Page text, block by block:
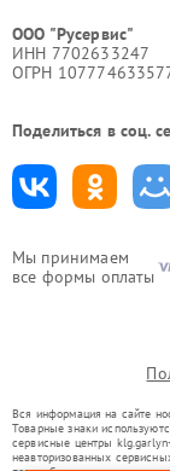
Мы принимаем
все формы оплаты
ООО "Русервис"
ИНН 7702633247
ОГРН
Поделиться в соц.
Вся информация на сайте
Товарные знаки
сервисные центры
неавторизованных